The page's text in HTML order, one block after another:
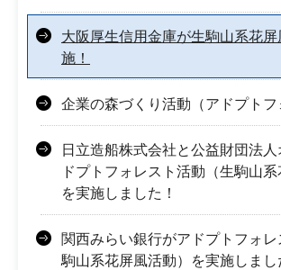
大阪厚生信用金庫が生駒山系花屏
施！
企業の森づくり活動（アドプトフ
日立造船株式会社と公益財団法
ドプトフォレスト活動（生駒山系
を実施しました！
関西みらい銀行がアドプトフォ
駒山系花屏風活動）を実施しまし